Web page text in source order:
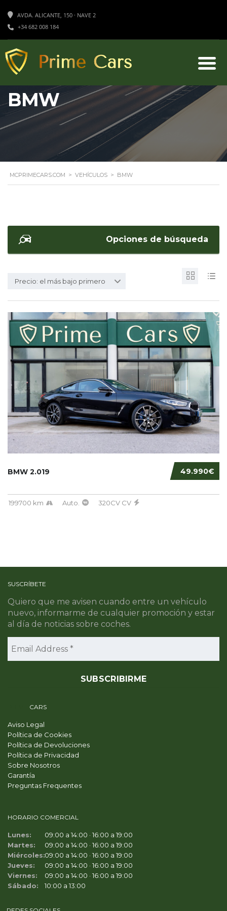
AVDA. ALICANTE, 150 · NAVE 2
+34 682 008 184
BMW
MCPRIMECARS.COM > VEHÍCULOS > BMW
Opciones de búsqueda
Precio: el más bajo primero
49.990€
BMW 2.019
199700 km Auto. 320CV CV
SUSCRÍBETE
Quiero que me avisen cuando entre un vehículo
nuevo, informarme de cualquier promoción y estar
al día de noticias sobre coches.
CARS
Aviso Legal
Política de Cookies
Política de Devoluciones
Política de Privacidad
Sobre Nosotros
Garantía
Preguntas Frequentes
HORARIO COMERCIAL
Lunes:
09:00 a 14:00 · 16:00 a 19:00
Martes:
09:00 a 14:00 · 16:00 a 19:00
Miércoles:09:00 a 14:00 · 16:00 a 19:00
Jueves:
09:00 a 14:00 · 16:00 a 19:00
Viernes:
09:00 a 14:00 · 16:00 a 19:00
Sábado:
10:00 a 13:00